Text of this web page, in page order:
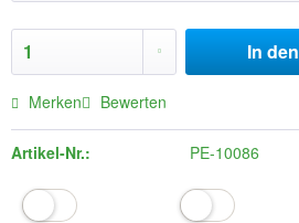
In den
Merken Bewerten
Artikel-Nr.: PE-10086